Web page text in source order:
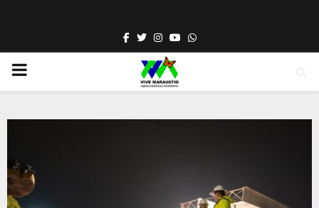
Facebook
TwitterInstagram
YoutubeWhatsapp
PRIMARY